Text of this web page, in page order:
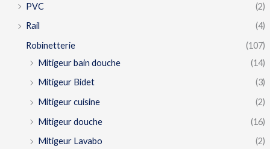
PVC
(2)
Rail
(4)
Robinetterie
(107)
Mitigeur bain douche
(14)
Mitigeur Bidet
(3)
Mitigeur cuisine
(2)
Mitigeur douche
(16)
Mitigeur Lavabo
(2)